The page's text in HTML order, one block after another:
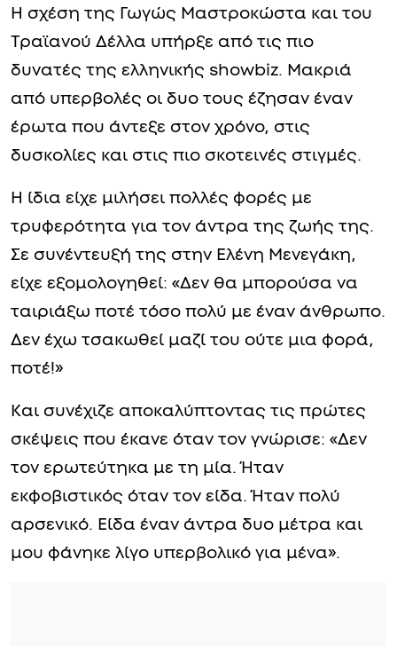
Η σχέση της Γωγώς Μαστροκώστα και του
Τραϊανού Δέλλα υπήρξε από τις πιο
δυνατές της ελληνικής showbiz. Μακριά
από υπερβολές οι δυο τους έζησαν έναν
έρωτα που άντεξε στον χρόνο, στις
δυσκολίες και στις πιο σκοτεινές στιγμές.
Η ίδια είχε μιλήσει πολλές φορές με
τρυφερότητα για τον άντρα της ζωής της.
Σε συνέντευξή της στην Ελένη Μενεγάκη,
είχε εξομολογηθεί: «Δεν θα μπορούσα να
ταιριάξω ποτέ τόσο πολύ με έναν άνθρωπο.
Δεν έχω τσακωθεί μαζί του ούτε μια φορά,
ποτέ!»
Και συνέχιζε αποκαλύπτοντας τις πρώτες
σκέψεις που έκανε όταν τον γνώρισε: «Δεν
τον ερωτεύτηκα με τη μία. Ήταν
εκφοβιστικός όταν τον είδα. Ήταν πολύ
αρσενικό. Είδα έναν άντρα δυο μέτρα και
μου φάνηκε λίγο υπερβολικό για μένα».